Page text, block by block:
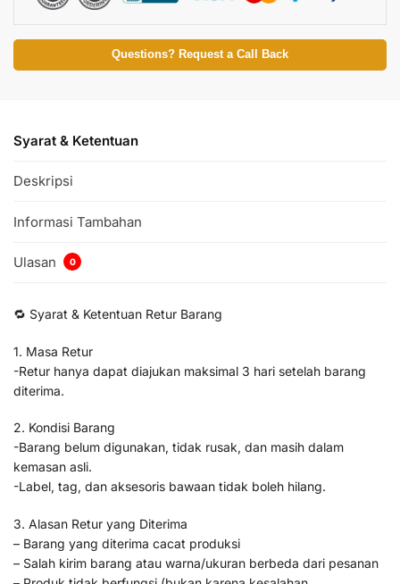
Questions? Request a Call Back
Syarat & Ketentuan
Deskripsi
Informasi Tambahan
Ulasan 0
🔁 Syarat & Ketentuan Retur Barang
1. Masa Retur
-Retur hanya dapat diajukan maksimal 3 hari setelah barang
diterima.
2. Kondisi Barang
-Barang belum digunakan, tidak rusak, dan masih dalam
kemasan asli.
-Label, tag, dan aksesoris bawaan tidak boleh hilang.
3. Alasan Retur yang Diterima
– Barang yang diterima cacat produksi
– Salah kirim barang atau warna/ukuran berbeda dari pesanan